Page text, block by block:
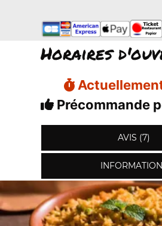
Horaires
Précommande
AVIS (7)